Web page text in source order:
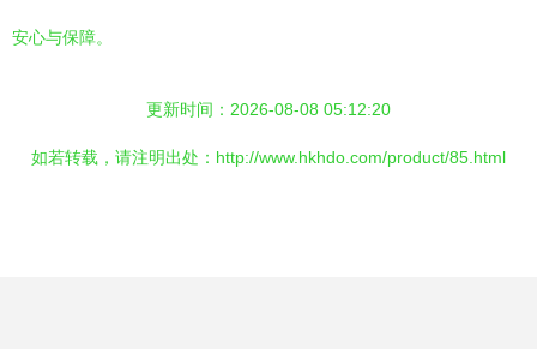
安心与保障。
更新时间：2026-08-08 05:12:20
如若转载，请注明出处：http://www.hkhdo.com/product/85.html